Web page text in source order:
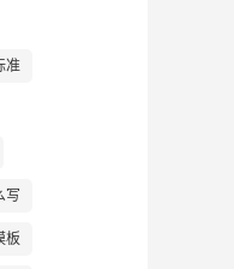
准
写
板